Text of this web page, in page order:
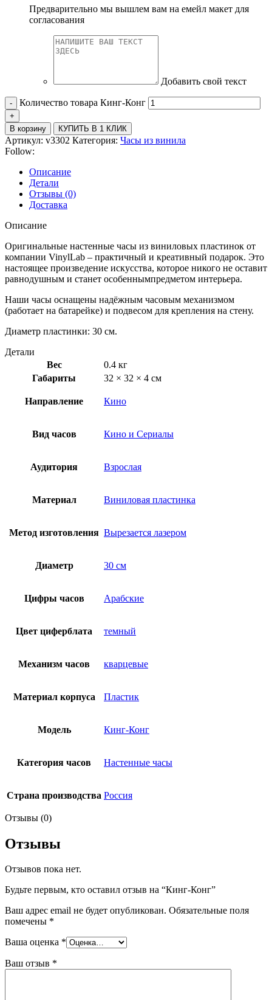
Предварительно мы вышлем вам на емейл макет для
согласования
Добавить свой текст
Количество товара Кинг-Конг
В корзину КУПИТЬ В 1 КЛИК
Артикул: v3302 Категория: Часы из винила
Follow:
Описание
Детали
Отзывы (0)
Доставка
Описание
Оригинальные настенные часы из виниловых пластинок от
компании VinylLab – практичный и креативный подарок. Это
настоящее произведение искусства, которое никого не оставит
равнодушным и станет особеннымпредметом интерьера.
Наши часы оснащены надёжным часовым механизмом
(работает на батарейке) и подвесом для крепления на стену.
Диаметр пластинки: 30 см.
Детали
Вес
0.4 кг
Габариты
32 × 32 × 4 см
Направление Кино
Вид часов Кино и Сериалы
Аудитория Взрослая
Материал Виниловая пластинка
Метод изготовления Вырезается лазером
Диаметр 30 см
Цифры часов Арабские
Цвет циферблата темный
Механизм часов кварцевые
Материал корпуса Пластик
Модель Кинг-Конг
Категория часов Настенные часы
Страна производства Россия
Отзывы (0)
Отзывы
Отзывов пока нет.
Будьте первым, кто оставил отзыв на “Кинг-Конг”
Ваш адрес email не будет опубликован. Обязательные поля
помечены *
Ваша оценка *
Ваш отзыв *